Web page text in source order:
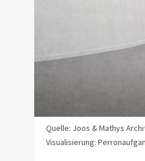
Quelle: Joos & Mathys
Visualisierung: